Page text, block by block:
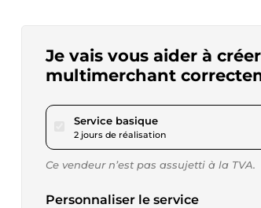
Je vais vous aider à
multimerchant
Service basiquepour 80,92 $US
2 jours de réalisation
Ce vendeur n’est pas assujetti à la TVA.
Personnaliser le service